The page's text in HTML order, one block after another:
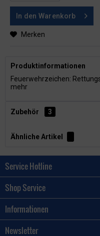
In den Warenkorb
Merken
Produktinformationen
Feuerwehrzeichen:
mehr
Zubehör 3
Ähnliche Artikel
Service Hotline
Shop Service
Informationen
Newsletter